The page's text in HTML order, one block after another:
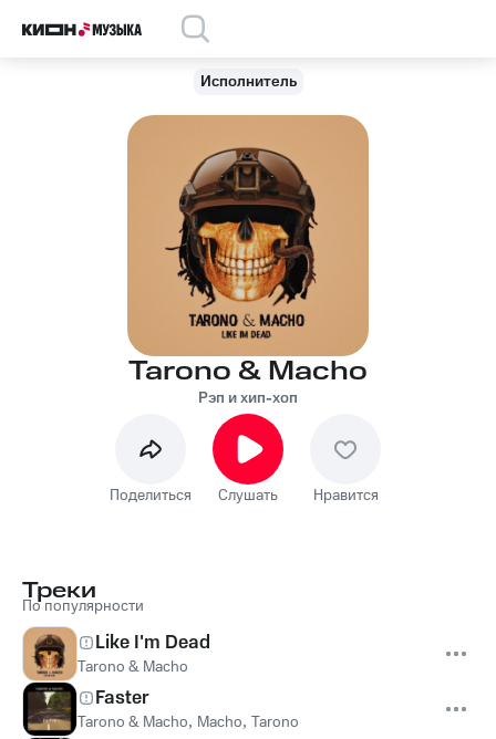
Исполнитель
Tarono & Macho
Рэп и хип-хоп
Поделиться Слушать Нравится
Треки
По популярности
Like I'm Dead
Tarono & Macho
Faster
Tarono & Macho, Macho, Tarono